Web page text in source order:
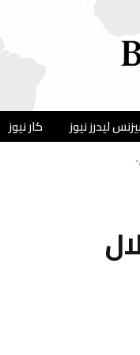
ليدرز نيوز كار نيوز